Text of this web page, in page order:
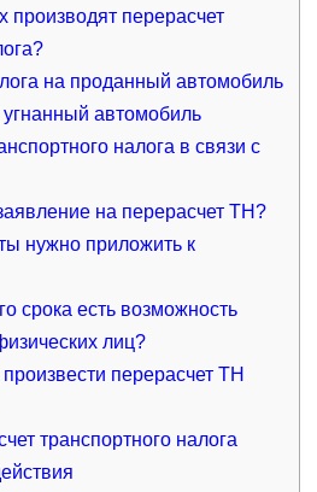
производят перерасчет
на проданный автомобиль
автомобиль
налога в связи с
на перерасчет ТН?
нужно приложить к
срока есть возможность
лиц?
перерасчет ТН
транспортного налога